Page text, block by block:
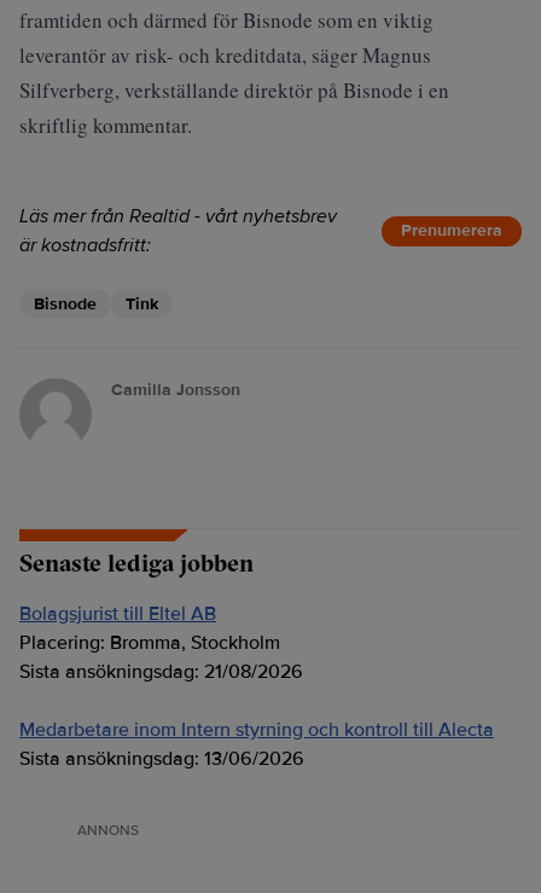
framtiden och därmed för Bisnode som en viktig
leverantör av risk- och kreditdata, säger Magnus
Silfverberg, verkställande direktör på Bisnode i en
skriftlig kommentar.
Läs mer från Realtid - vårt nyhetsbrev
är kostnadsfritt:
Prenumerera
Bisnode Tink
Camilla Jonsson
Senaste lediga jobben
Bolagsjurist till Eltel AB
Placering: Bromma, Stockholm
Sista ansökningsdag: 21/08/2026
Medarbetare inom Intern styrning och kontroll till Alecta
Sista ansökningsdag: 13/06/2026
ANNONS